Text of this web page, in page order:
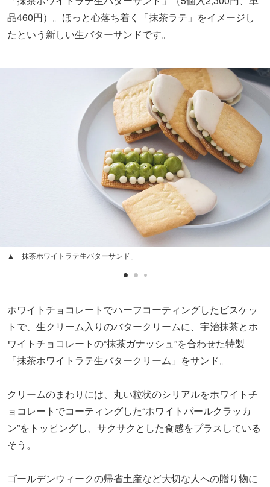
品460円） 。ほっと心落ち着く「抹茶ラテ」をイメージし
たという新しい生バターサンドです。
▲「抹茶ホワイトラテ生バターサンド」
ホワイトチョコレートでハーフコーティングしたビスケッ
トで、生クリーム入りのバタークリームに、宇治抹茶とホ
ワイトチョコレートの“抹茶ガナッシュ”を合わせた特製
「抹茶ホワイトラテ生バタークリーム」をサンド。
クリームのまわりには、丸い粒状のシリアルをホワイトチ
ョコレートでコーティングした“ホワイトパールクラッカ
ン”をトッピングし、サクサクとした食感をプラスしている
そう。
ゴールデンウィークの帰省土産など大切な人への贈り物に